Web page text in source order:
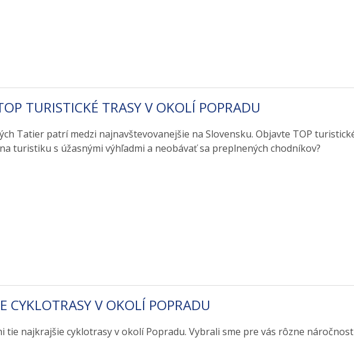
TURISTICKÉ TRASY V OKOLÍ POPRADU
Tatier patrí medzi najnavštevovanejšie na Slovensku. Objavte TOP
turistiku s úžasnými výhľadmi a neobávať sa preplnených chodníkov?
CYKLOTRASY V OKOLÍ POPRADU
tie najkrajšie cyklotrasy v okolí Popradu. Vybrali sme pre vás rôzne